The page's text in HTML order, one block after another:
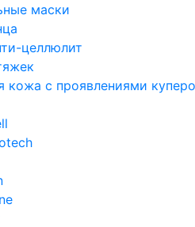
маски
целлюлит
кожа с проявлениями